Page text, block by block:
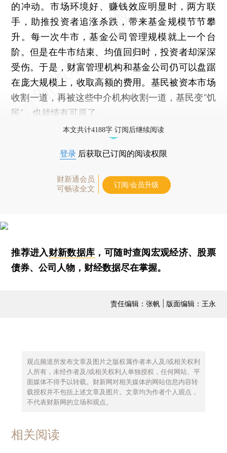
的冲动。市场环境好、赚钱效应明显时，两方联
手，助推投资者追涨杀跌，带来基金规模节节攀
升。每一次牛市，基金公司管理规模就上一个台
阶。但是在牛市结束、均值回归时，投资者却深深
受伤。于是，财富管理机构和基金公司仍可以盘踞
在庞大规模上，收取高额的费用。基民被资本市场
收割一道，再被这些中介机构收割一道，基民变“饥
民”，也就情有可原了。
本文共计4188字 订阅后继续阅读
登录 后获取已订阅的阅读权限
财新通会员
可畅读全文
订阅/会员升级
推荐进入财新数据库 ，可随时查阅宏观经济、股票
债券、公司人物，财经数据尽在掌握。
责任编辑：张帆 | 版面编辑：王永
观点频道所发布文章及图片之版权属作者本人及/或相关权利
人所有，未经作者及/或相关权利人单独授权，任何网站、平
面媒体不得予以转载。财新网对相关媒体的网站信息内容转
载授权并不包括上述文章及图片。文章均为作者个人观点，
不代表财新网的立场和观点。
相关阅读